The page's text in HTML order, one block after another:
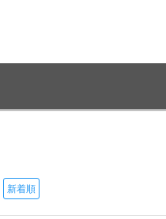
新着順